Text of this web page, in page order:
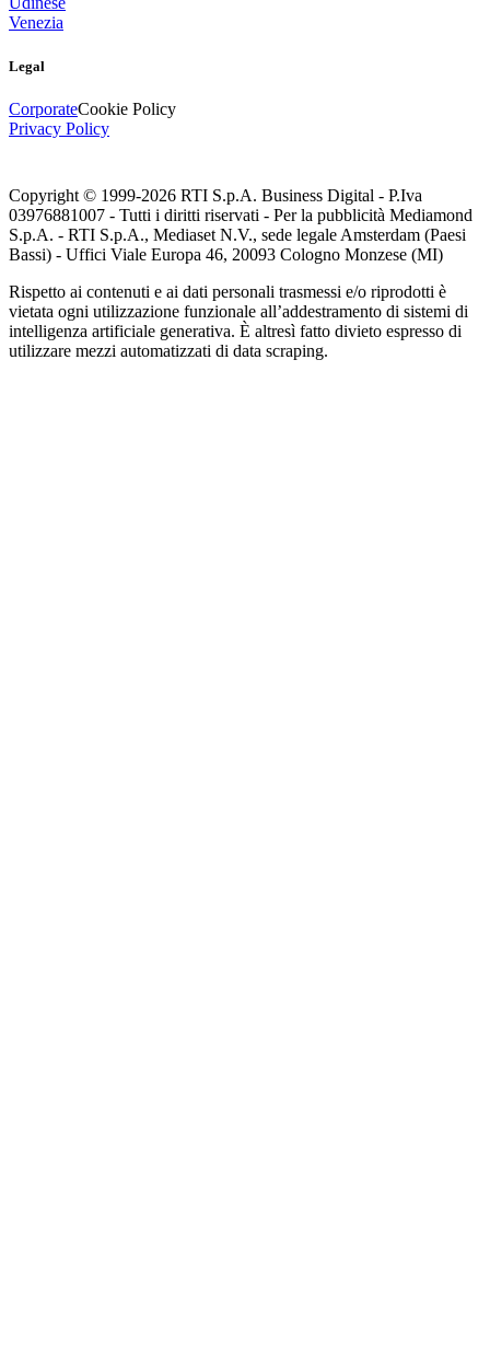
Venezia
Legal
CorporateCookie Policy
Privacy Policy
Copyright © 1999-2026 RTI S.p.A. Business Digital - P.Iva
03976881007 - Tutti i diritti riservati - Per la pubblicità Mediamond
S.p.A. - RTI S.p.A., Mediaset N.V., sede legale Amsterdam (Paesi
Bassi) - Uffici Viale Europa 46, 20093 Cologno Monzese (MI)
Rispetto ai contenuti e ai dati personali trasmessi e/o riprodotti è
vietata ogni utilizzazione funzionale all’addestramento di sistemi di
intelligenza artificiale generativa. È altresì fatto divieto espresso di
utilizzare mezzi automatizzati di data scraping.